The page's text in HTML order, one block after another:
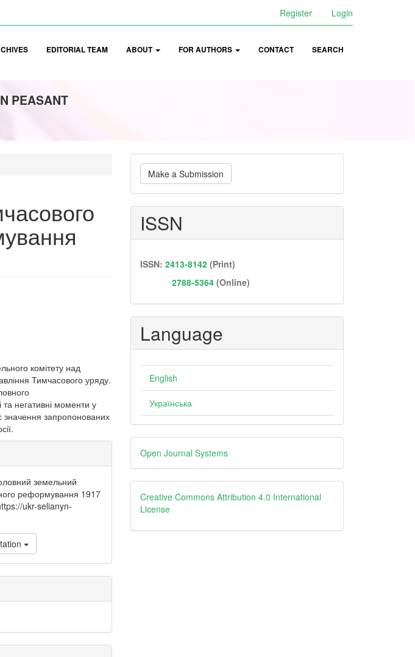
Register Login
EDITORIAL TEAM ABOUT FOR AUTHORS CONTACT SEARCH
PEASANT
комітету над
Тимчасового уряду.
та негативні моменти у
значення запропонованих
земельний
реформування 1917
ukr-selianyn-
Make
a
Submission
Make a Submission
ISSN
ISSN: 2413-8142 (Print)
2788-5364 (Online)
Language
English
Українська
Developed
By
Open Journal Systems
Creative
Creative Commons Attribution 4.0 International
License